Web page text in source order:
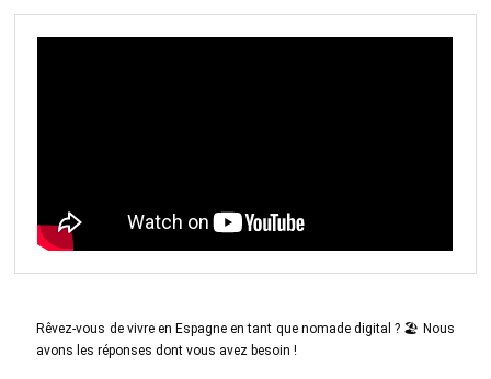
Rêvez-vous de vivre en Espagne en tant que nomade digital ? 🏖️ Nous
avons les réponses dont vous avez besoin !